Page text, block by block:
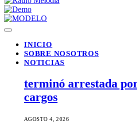
INICIO
SOBRE NOSOTROS
NOTICIAS
terminó arrestada
cargos
AGOSTO 4, 2026